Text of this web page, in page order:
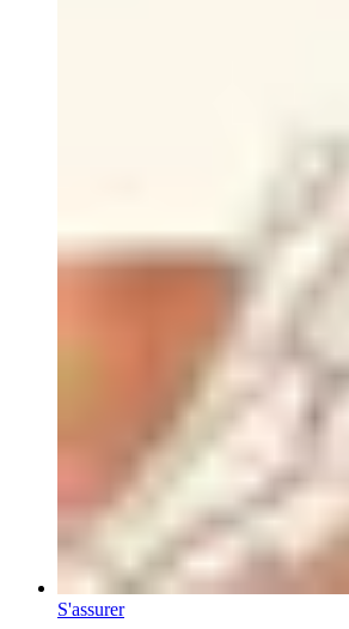
S'assurer